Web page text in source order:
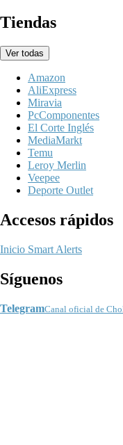
Tiendas
Ver todas
Amazon
AliExpress
Miravia
PcComponentes
El Corte Inglés
MediaMarkt
Temu
Leroy Merlin
Veepee
Deporte Outlet
Accesos rápidos
Inicio Smart Alerts
Síguenos
TelegramCanal oficial de